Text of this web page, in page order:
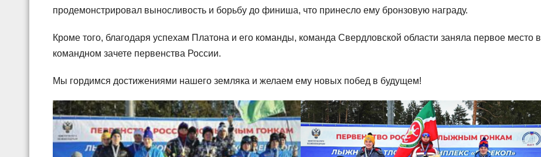
продемонстрировал выносливость и борьбу до финиша, что принесло ему бронзовую награду.
Кроме того, благодаря успехам Платона и его команды, команда Свердловской области заняла первое место в
командном зачете первенства России.
Мы гордимся достижениями нашего земляка и желаем ему новых побед в будущем!